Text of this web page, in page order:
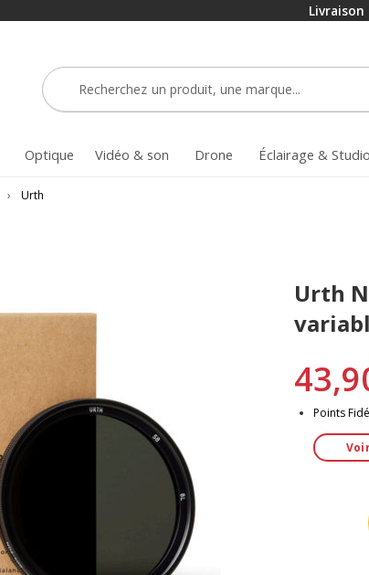
Livraison
Optique Vidéo & son Drone Éclairage & Studio
› Urth
Urth
Points